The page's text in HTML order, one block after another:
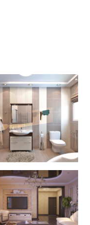
living room interior
living room interior